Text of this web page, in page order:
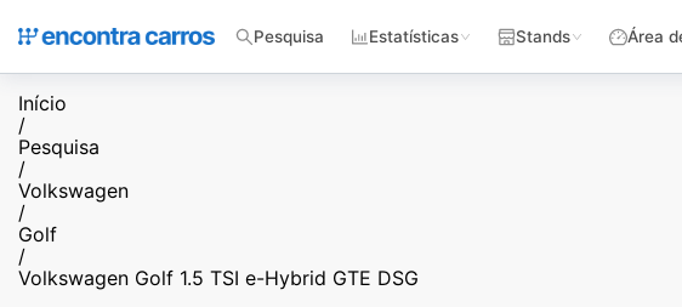
Pesquisa Estatísticas Stands Área
Início
/
Pesquisa
/
Volkswagen
/
Golf
/
Volkswagen Golf 1.5 TSI e-Hybrid GTE DSG